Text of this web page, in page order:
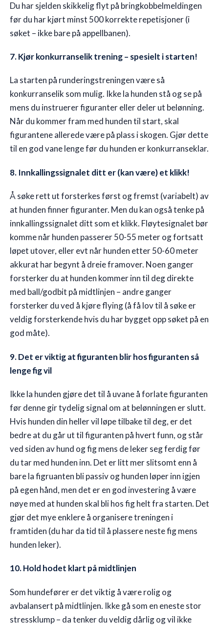
Du har sjelden skikkelig flyt på bringkobbelmeldingen
før du har kjørt minst 500 korrekte repetisjoner (i
søket – ikke bare på appellbanen).
7. Kjør konkurranselik trening – spesielt i starten!
La starten på runderingstreningen være så
konkurranselik som mulig. Ikke la hunden stå og se på
mens du instruerer figuranter eller deler ut belønning.
Når du kommer fram med hunden til start, skal
figurantene allerede være på plass i skogen. Gjør dette
til en god vane lenge før du hunden er konkurranseklar.
8. Innkallingssignalet ditt er (kan være) et klikk!
Å søke rett ut forsterkes først og fremst (variabelt) av
at hunden finner figuranter. Men du kan også tenke på
innkallingssignalet ditt som et klikk. Fløytesignalet bør
komme når hunden passerer 50-55 meter og fortsatt
løpet utover, eller evt når hunden etter 50-60 meter
akkurat har begynt å dreie framover. Noen ganger
forsterker du at hunden kommer inn til deg direkte
med ball/godbit på midtlinjen – andre ganger
forsterker du ved å kjøre flying (å få lov til å søke er
veldig forsterkende hvis du har bygget opp søket på en
god måte).
9. Det er viktig at figuranten blir hos figuranten så
lenge fig vil
Ikke la hunden gjøre det til å uvane å forlate figuranten
før denne gir tydelig signal om at belønningen er slutt.
Hvis hunden din heller vil løpe tilbake til deg, er det
bedre at du går ut til figuranten på hvert funn, og står
ved siden av hund og fig mens de leker seg ferdig før
du tar med hunden inn. Det er litt mer slitsomt enn å
bare la figruanten bli passiv og hunden løper inn igjen
på egen hånd, men det er en god investering å være
nøye med at hunden skal bli hos fig helt fra starten. Det
gjør det mye enklere å organisere treningen i
framtiden (du har da tid til å plassere neste fig mens
hunden leker).
10. Hold hodet klart på midtlinjen
Som hundefører er det viktig å være rolig og
avbalansert på midtlinjen. Ikke gå som en eneste stor
stressklump – da tenker du veldig dårlig og vil ikke